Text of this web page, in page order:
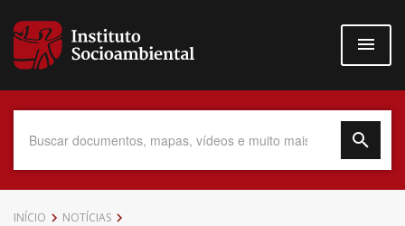
para
conteúdo
Data do Documento
INÍCIO
NOTÍCIAS